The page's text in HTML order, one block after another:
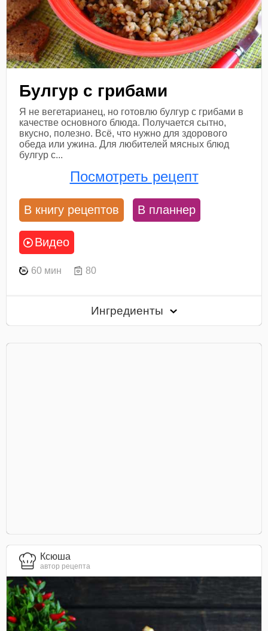
Булгур с грибами
Я не вегетарианец, но готовлю булгур с грибами в
качестве основного блюда. Получается сытно,
вкусно, полезно. Всё, что нужно для здорового
обеда или ужина. Для любителей мясных блюд
булгур с...
Посмотреть рецепт
В книгу рецептов В планнер
Видео
60 мин 80
Ингредиенты
Ксюша
автор рецепта